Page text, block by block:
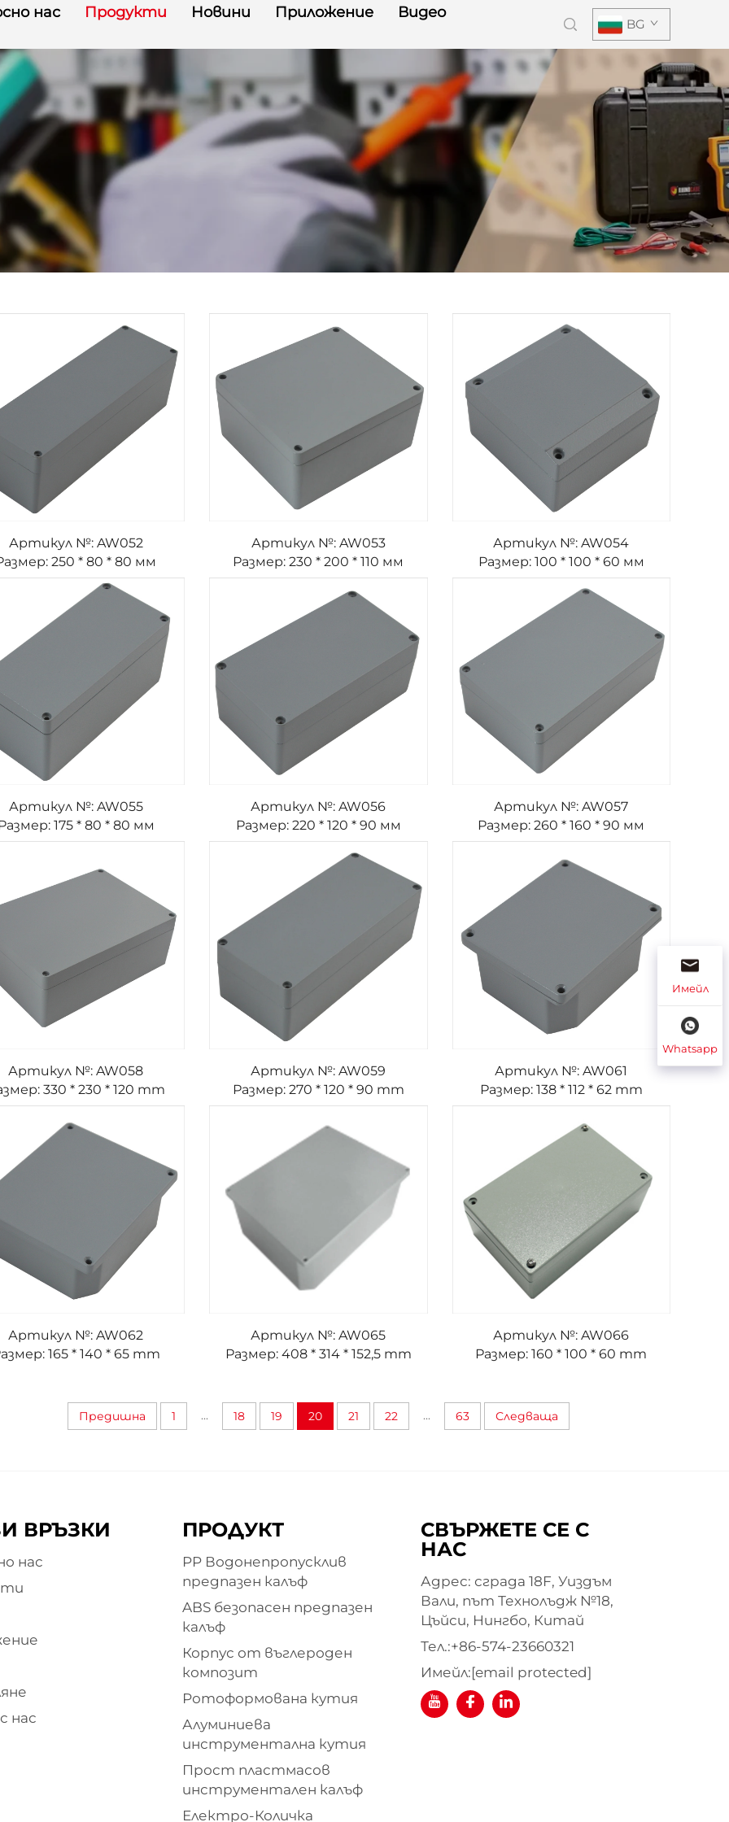
нас Продукти Новини Приложение Видео
BG
Артикул №: AW052
250 * 80 * 80 мм
Артикул №: AW053
Размер: 230 * 200 * 110 мм
Артикул №: AW054
Размер: 100 * 100 * 60 мм
Артикул №: AW055
175 * 80 * 80 мм
Артикул №: AW056
Размер: 220 * 120 * 90 мм
Артикул №: AW057
Размер: 260 * 160 * 90 мм
Артикул №: AW058
330 * 230 * 120 mm
Артикул №: AW059
Размер: 270 * 120 * 90 mm
Артикул №: AW061
Размер: 138 * 112 * 62 mm
Артикул №: AW062
165 * 140 * 65 mm
Артикул №: AW065
Размер: 408 * 314 * 152,5 mm
Артикул №: AW066
Размер: 160 * 100 * 60 mm
Предишна 1 ... 18 19 20 21 22 ... 63 Следваща
Имейл
Whatsapp
ВРЪЗКИ
нас
нас
ПРОДУКТ
PP Водонепропусклив
предпазен калъф
ABS безопасен предпазен
калъф
Корпус от въглероден
композит
Ротоформована кутия
Алуминиева
инструментална кутия
Прост пластмасов
инструментален калъф
Електро-Количка
СВЪРЖЕТЕ СЕ С
НАС
Адрес: сграда 18F, Уиздъм
Вали, път Технолъдж №18,
Цъйси, Нингбо, Китай
Тел.:+86-574-23660321
Имейл:[email protected]